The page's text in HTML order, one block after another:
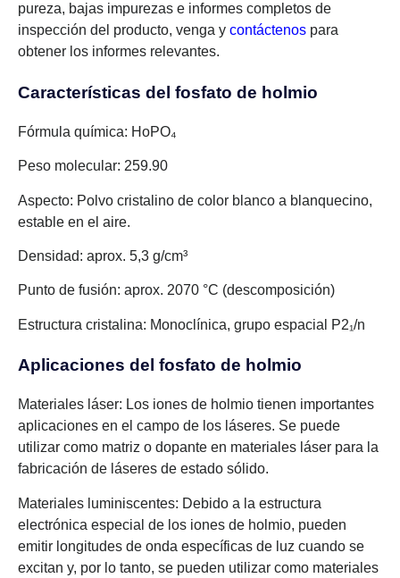
pureza, bajas impurezas e informes completos de
inspección del producto, venga y contáctenos para
obtener los informes relevantes.
Características del fosfato de holmio
Fórmula química: HoPO₄
Peso molecular: 259.90
Aspecto: Polvo cristalino de color blanco a blanquecino,
estable en el aire.
Densidad: aprox. 5,3 g/cm³
Punto de fusión: aprox. 2070 °C (descomposición)
Estructura cristalina: Monoclínica, grupo espacial P2₁/n
Aplicaciones del fosfato de holmio
Materiales láser: Los iones de holmio tienen importantes
aplicaciones en el campo de los láseres. Se puede
utilizar como matriz o dopante en materiales láser para la
fabricación de láseres de estado sólido.
Materiales luminiscentes: Debido a la estructura
electrónica especial de los iones de holmio, pueden
emitir longitudes de onda específicas de luz cuando se
excitan y, por lo tanto, se pueden utilizar como materiales